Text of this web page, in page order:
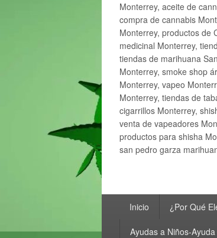
Monterrey, aceite de
compra de cannabis
Monterrey, productos de
medicinal Monterrey,
tiendas de marihuana
Monterrey, smoke shop
Monterrey, vapeo
Monterrey, tiendas de
cigarrillos Monterrey,
venta de vapeadores
productos para shisha
san pedro garza
principalInicio ¿Por Qué
Ayudas a Niños-